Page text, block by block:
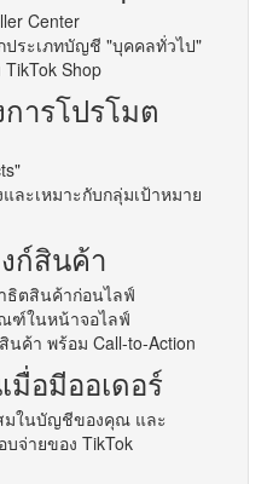
Center
ประเภทบัญชี "บุคคลทั่วไป"
Shop
ารโปรโมต
ละเหมาะกับกลุ่มเป้าหมาย
ก์สินค้า
ธิตสินค้าก่อนไลฟ์
ฑ์ในหน้าจอไลฟ์
ค้า พร้อม Call-to-Action
อมีออเดอร์
มในบัญชีของคุณ และ
จ่ายของ TikTok